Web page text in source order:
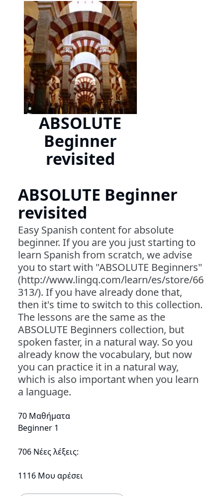
ABSOLUTE
Beginner
revisited
ABSOLUTE Beginner
revisited
Easy Spanish content for absolute
beginner. If you are you just starting to
learn Spanish from scratch, we advise
you to start with "ABSOLUTE Beginners"
(http://www.lingq.com/learn/es/store/66
313/). If you have already done that,
then it's time to switch to this collection.
The lessons are the same as the
ABSOLUTE Beginners collection, but
spoken faster, in a natural way. So you
already know the vocabulary, but now
you can practice it in a natural way,
which is also important when you learn
a language.
70 Μαθήματα
Beginner 1
706 Νέες λέξεις:
1116 Μου αρέσει